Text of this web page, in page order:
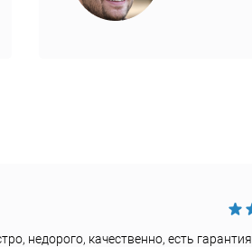
недорого, качественно, есть гарантия